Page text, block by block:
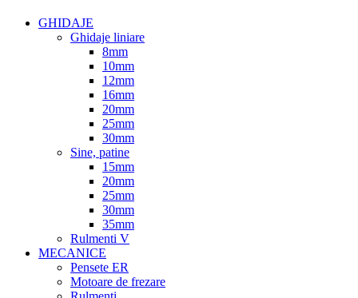
GHIDAJE
Ghidaje liniare
8mm
10mm
12mm
16mm
20mm
25mm
30mm
Sine, patine
15mm
20mm
25mm
30mm
35mm
Rulmenti V
MECANICE
Pensete ER
Motoare de frezare